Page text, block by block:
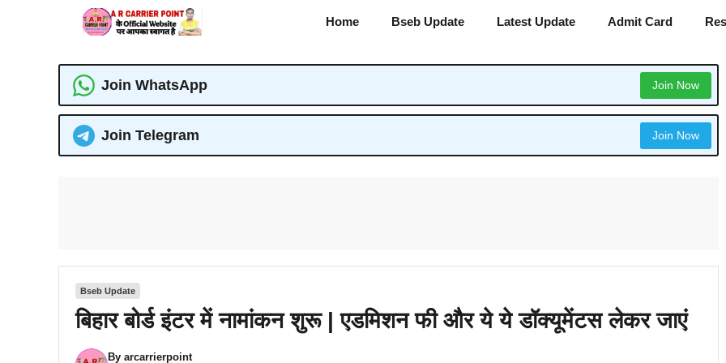
Home Bseb Update Latest Update Admit Card
Join WhatsApp Join Now
Join Telegram Join Now
Bseb Update
बिहार बोर्ड इंटर में नामांकन शुरू | एडमिशन फी और ये ये डॉक्यूमेंटस लेकर जाएं
By arcarrierpoint